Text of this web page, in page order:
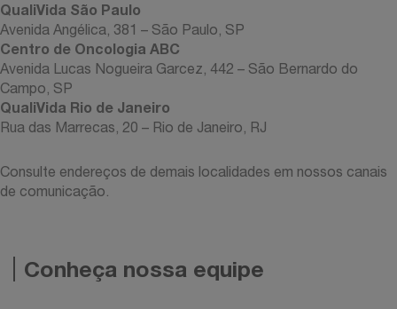
QualiVida São Paulo
Avenida Angélica, 381 – São Paulo, SP
Centro de Oncologia ABC
Avenida Lucas Nogueira Garcez, 442 – São Bernardo do
Campo, SP
QualiVida Rio de Janeiro
Rua das Marrecas, 20 – Rio de Janeiro, RJ
Consulte endereços de demais localidades em nossos canais
de comunicação.
Conheça nossa equipe